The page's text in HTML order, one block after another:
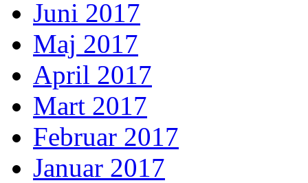
Juni 2017
Maj 2017
April 2017
Mart 2017
Februar 2017
Januar 2017